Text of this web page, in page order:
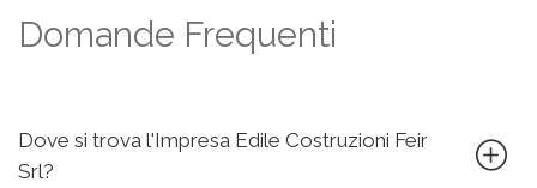
Domande Frequenti
Dove si trova l'Impresa Edile Costruzioni Feir
Srl?